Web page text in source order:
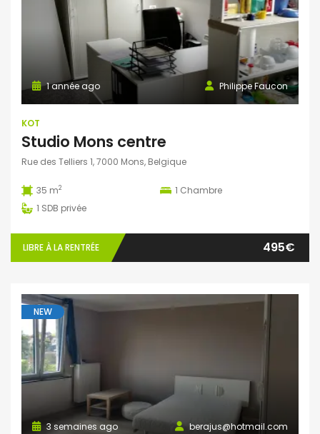
Philippe Faucon
1 année ago
KOT
Studio Mons centre
Rue des Telliers 1, 7000 Mons, Belgique
35 m2 1 Chambre
1 SDB privée
LIBRE À LA RENTRÉE 495€
NEW
berajus@hotmail.com
3 semaines ago